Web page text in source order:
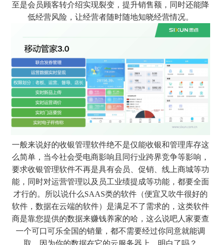
至是会员顾客转介绍实现裂变，提升销售额，同时还能降
低经营风险，让经营者随时随地知晓经营情况。
一般来说好的收银管理软件绝不是仅能收银和管理库存这
么简单，当今社会受电商影响且同行业跨界竞争等影响，
要求收银管理软件不再是具有会员、促销、线上商城等功
能，同时对运营管理以及员工业绩提成等功能，都要全面
才行的。所以说什么SAAS类的软件（便宜又吹牛很好的
软件，数据在云端的软件）是满足不了需求的，这类软件
商是靠您提供的数据来赚钱养家的哈，这么说吧人家要查
一个可口可乐全国的销量，都不需要经过你同意就能调